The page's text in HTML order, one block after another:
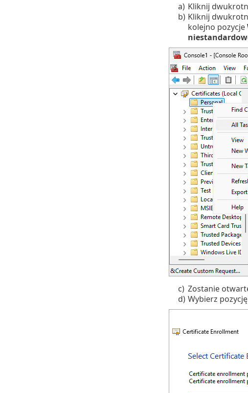
a) Kliknij
b) Kliknij
kolejno pozycje
c) Zostanie
d) Wybierz pozycję